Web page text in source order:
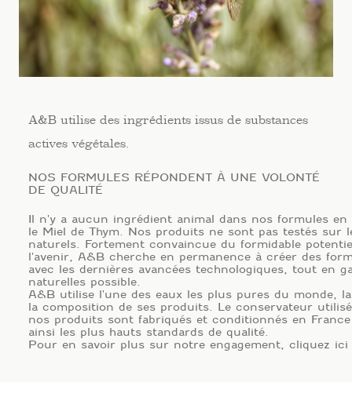
Non testé sur les animaux
nous ne testons pas nos produits sur les
Fabriqué en France
Nos produits sont Made in France
Extrait d’Acmella Oleracea
Effet lissant des rides
d’expression
Extrait Huileux de Fleurs de
CRÈME RUCHISSIME (FIN DE STOCK)
Soin Global Anti-âge Intense
69.00€
A&B utilise des ingrédients issus de substances
actives végétales.
NOS FORMULES RÉPONDENT À UNE VOLONTÉ
DE QUALITÉ
Il n'y a aucun ingrédient animal dans nos formules
le Miel de Thym. Nos produits ne sont pas testés sur
naturels. Fortement convaincue du formidable
l'avenir, A&B cherche en permanence à créer des
avec les dernières avancées technologiques, tout en
naturelles possible.
A&B utilise l'une des eaux les plus pures du monde,
la composition de ses produits. Le conservateur
nos produits sont fabriqués et conditionnés en
ainsi les plus hauts standards de qualité.
Pour en savoir plus sur notre engagement, cliquez